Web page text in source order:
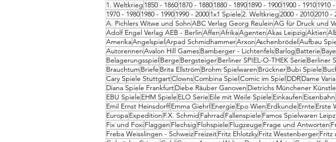
1. Weltkrieg 1850 - 18601870 - 18801880 - 18901890 - 19001900 - 19101910
1970 - 19801980 - 19901990 - 20001x1 Spiele2. Weltkrieg2000 - 20102010 -
A. Pichlers Witwe und SohnABC Verlag Georg ReuleinAG für Druck und
Adolf Engel Verlag AEB - BerlinAffenAfrikaAgentenAkas LeipzigAktien
AmerikaAngelspielArpad SchmidhammerArxonAschenbrödelAufbau
AutorennenAvalon Hill GamesBamberger - LichtenfelsBarlog Batterie
BelagerungsspielBerge BergsteigerBerliner SPIEL-O-THEK Serie Berliner
Brauchtum Briefe Brita Ellström Brohm Spielwaren BrücknerBubi Spiele
Cary Spiele StuttgartClownsCombina SpielComic im SpielDDRDame
Diana Spiele FrankfurtDiebe Räuber Ganoven Dietrichs Münchener
EBU Spiele EHM Spiele ELO Serie Eile mit Weile Spiele Einkaufen Eisenbahn
Emil Ernst HeinsdorffEmma GiehrlEnergie Epo Wien Erdkunde Ernte Erste
EuropaExpedition F.X. Schmid Fahrrad Fallenspiele Famos Spielwaren
Fix und FoxiFlaggen Flechsig Flohspiele Flugzeuge Frage und Antworten
Freba Weisslingen - SchweizFreizeitFritz EhlotzkyFritz WestenbergerFritz